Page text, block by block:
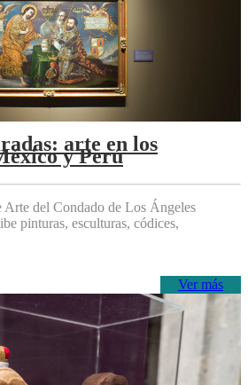
arte en los
y Perú
Arte del Condado de Los Ángeles
pinturas, esculturas, códices,
Ver más